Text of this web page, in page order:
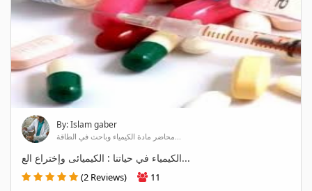
By: Islam gaber
محاضر مادة الكيمياء وباحث في الطاقة...
الكيمياء في حياتنا : الكيميائى وإختراع الع...
(2 Reviews) 11